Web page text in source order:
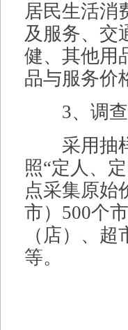
居民生活消
及服务、交
健、其他用
品与服务价
3、调查
采用抽样
照“定人、
点采集原始
市）500个
（店）、
等。